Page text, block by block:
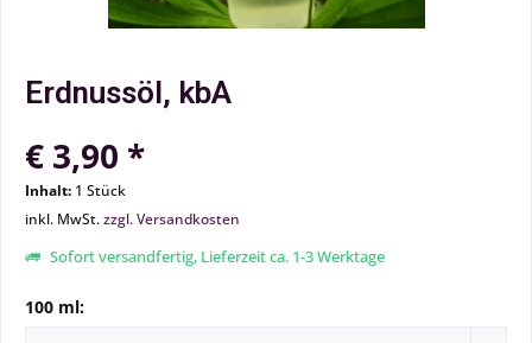
Erdnussöl, kbA
€ 3,90 *
Inhalt: 1 Stück
inkl. MwSt.zzgl. Versandkosten
Sofort versandfertig, Lieferzeit ca. 1-3 Werktage
100 ml: